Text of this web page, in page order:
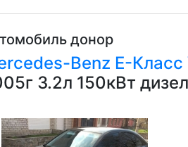
донор
Benz E-Класс
3.2л 150кВт